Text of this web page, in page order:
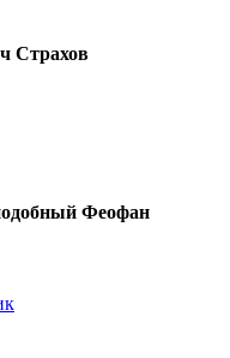
Страхов
Феофан